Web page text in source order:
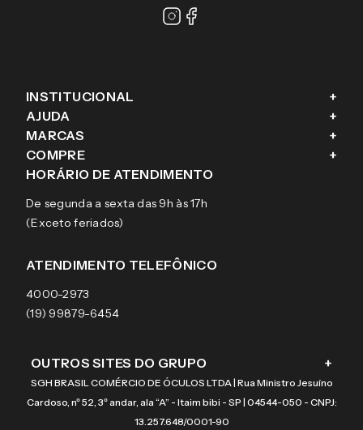
INSTITUCIONAL +
Fale conosco
Blog
Sobre a eÓtica
Aviso de privacidade
Termos e condições de uso
AJUDA +
Como comprar
Trocas e Devoluções
Pagamentos
Garantias
MARCAS +
Ray-Ban
Tecnol
Arnette
Burberry
COMPRE +
Óculos de sol
Lentes de contato
HORÁRIO DE ATENDIMENTO
De segunda a sexta das 9h às 17h
(Exceto feriados)
ATENDIMENTO TELEFÔNICO
4000-2973
(19) 99879-6454
OUTROS SITES DO GRUPO +
SGH BRASIL COMÉRCIO DE ÓCULOS LTDA | Rua Ministro Jesuíno
Cardoso, nº 52, 3º andar, ala “A” - Itaim bibi - SP | 04544-050 - CNPJ:
13.257.648/0001-90